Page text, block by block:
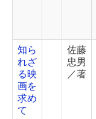
知ら
れざ
る映
画を
求め
て
佐藤
忠男
／著